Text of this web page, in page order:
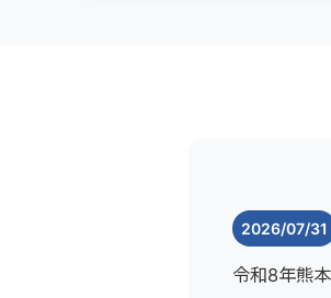
2026/07/31
令和8年熊